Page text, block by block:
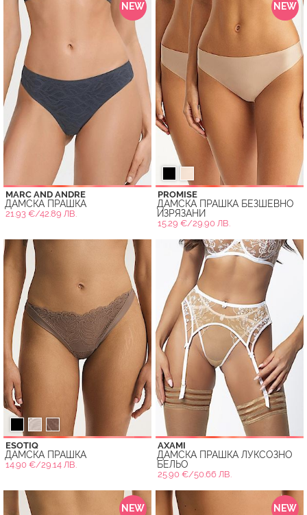
NEW
MARC AND ANDRE
ДАМСКА ПРАШКА
21.93 €/42.89 ЛВ.
NEW
PROMISE
ДАМСКА ПРАШКА БЕЗШЕВНО
ИЗРЯЗАНИ
15.29 €/29.90 ЛВ.
ESOTIQ
ДАМСКА ПРАШКА
14.90 €/29.14 ЛВ.
AXAMI
ДАМСКА ПРАШКА ЛУКСОЗНО
БЕЛЬО
25.90 €/50.66 ЛВ.
NEW NEW